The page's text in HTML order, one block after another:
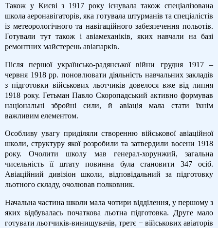
Також у Києві з 1917 року існувала також спеціалізована
школа аеронавігаторів, яка готувала штурманів та спеціалістів
із метеорологічного та навігаційного забезпечення польотів.
Готували тут також і авіамеханіків, яких навчали на базі
ремонтних майстерень авіапарків.
Після першої українсько-радянської війни грудня 1917 –
червня 1918 рр. поновлювати діяльність навчальних закладів
з підготовки військових льотчиків довелося вже від липня
1918 року. Гетьман Павло Скоропадський активно формував
національні збройні сили, й авіація мала стати їхнім
важливим елементом.
Особливу увагу приділяли створенню військової авіаційної
школи, структуру якої розробили та затвердили восени 1918
року. Очолити школу мав генерал-хорунжий, загальна
чисельність її штату повинна була становити 347 осіб.
Авіаційний дивізіон школи, відповідальний за підготовку
льотного складу, очолював полковник.
Начальна частина школи мала чотири відділення, у першому з
яких відбувалась початкова льотна підготовка. Друге мало
готувати льотчиків-винищувачів, третє − військових авіаторів